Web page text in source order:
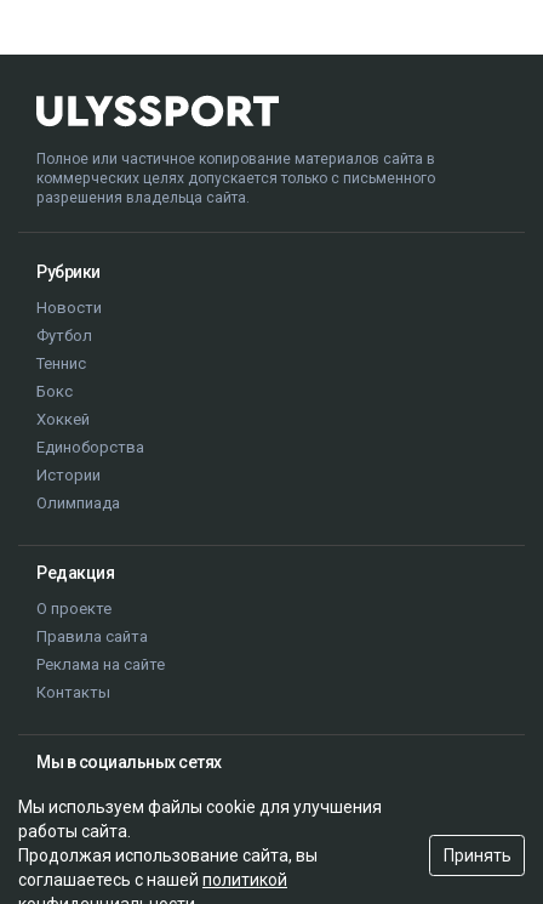
Полное или частичное копирование материалов сайта в
коммерческих целях допускается только с письменного
разрешения владельца сайта.
Рубрики
Новости
Футбол
Теннис
Бокс
Хоккей
Единоборства
Истории
Олимпиада
Редакция
О проекте
Правила сайта
Реклама на сайте
Контакты
Мы в социальных сетях
© 2026. ТОО "Ulys Media Group". Все права защищены.
Мы используем файлы cookie для улучшения
работы сайта.
Продолжая использование сайта, вы
соглашаетесь с нашей политикой
Принять